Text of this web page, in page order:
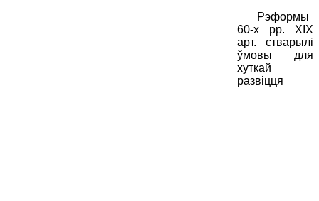
Рэформы
60-х pp. XIX
арт. стварылі
ўмовы для
хуткай
развіцця